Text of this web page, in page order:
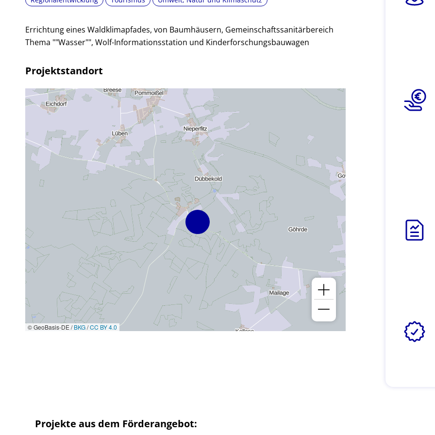
Errichtung eines Waldklimapfades, von Baumhäusern, Gemeinschaftssanitärbereich
Thema ""Wasser"", Wolf-Informationsstation und Kinderforschungsbauwagen
Projektstandort
© GeoBasis-DE /BKG/CC BY 4.0
Projekte aus dem Förderangebot: